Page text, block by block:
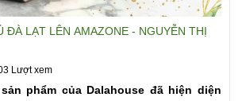
ĐÀ LẠT LÊN AMAZONE - NGUYỄN THỊ
Lượt xem
phẩm của Dalahouse đã hiện diện